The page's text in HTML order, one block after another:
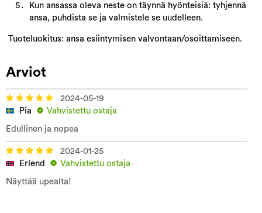
Kun ansassa oleva neste on täynnä hyönteisiä: tyhjennä
ansa, puhdista se ja valmistele se uudelleen.
Tuoteluokitus: ansa esiintymisen valvontaan/osoittamiseen.
Arviot
2024-05-19
Pia
Vahvistettu ostaja
Edullinen ja nopea
2024-01-25
Erlend
Vahvistettu ostaja
Näyttää upealta!